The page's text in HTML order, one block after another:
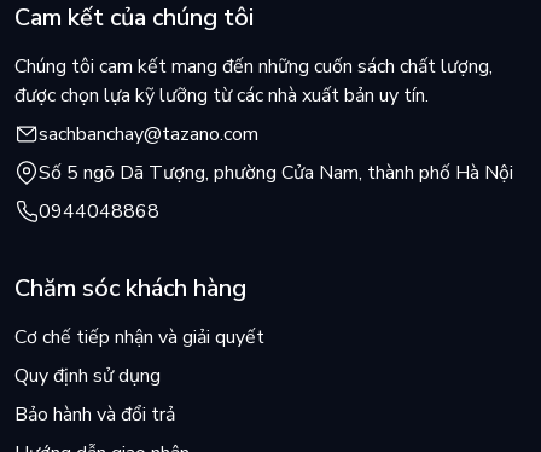
Cam kết của chúng tôi
Chúng tôi cam kết mang đến những cuốn sách chất lượng,
được chọn lựa kỹ lưỡng từ các nhà xuất bản uy tín.
sachbanchay@tazano.com
Số 5 ngõ Dã Tượng, phường Cửa Nam, thành phố Hà Nội
0944048868
Chăm sóc khách hàng
Cơ chế tiếp nhận và giải quyết
Quy định sử dụng
Bảo hành và đổi trả